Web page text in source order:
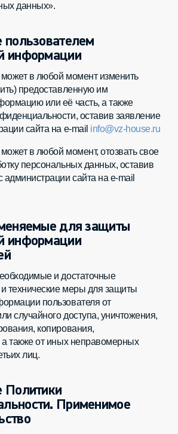
данных».
информации
может в любой момент изменить
предоставленную им
или её часть, а также
оставив заявление
сайта на e-mail info@vz-house.ru
в любой момент, отозвать свое
персональных данных, оставив
администрации сайта на e-mail
для защиты
информации
и достаточные
технические меры для защиты
пользователя от
случайного доступа, уничтожения,
копирования,
а также от иных неправомерных
лиц.
Политики
Применимое